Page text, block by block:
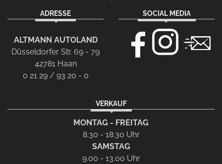
ADRESSE
ALTMANN AUTOLAND
Düsseldorfer Str. 69 - 79
42781 Haan
0 21 29 / 93 20 - 0
SOCIAL MEDIA
VERKAUF
MONTAG - FREITAG
8.30 - 18.30 Uhr
SAMSTAG
9.00 - 13.00 Uhr